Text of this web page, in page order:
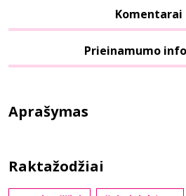
Komentarai
Prieinamumo
Aprašymas
Raktažodžiai